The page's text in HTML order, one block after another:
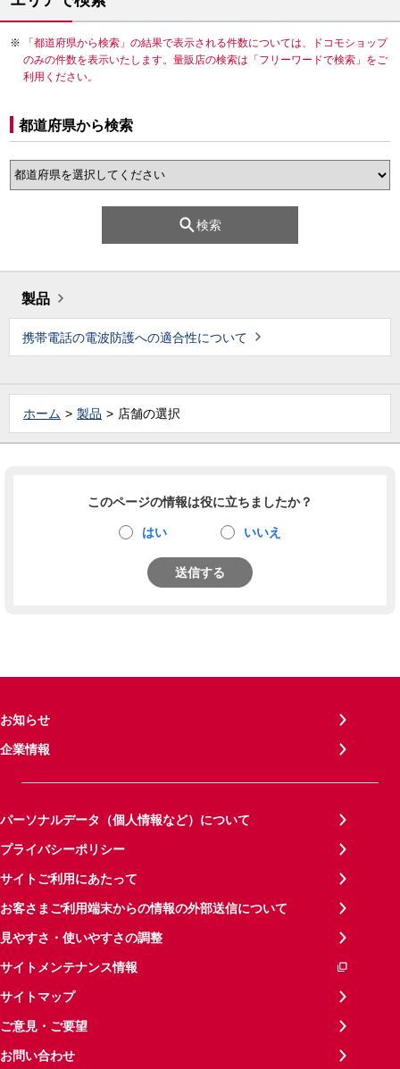
「都道府県から検索」の結果で表示される件数については、ドコモショップ
のみの件数を表示いたします。量販店の検索は「フリーワードで検索」をご
利用ください。
都道府県から検索
検索
製品
携帯電話の電波防護への適合性について
ホーム 製品 店舗の選択
このページの情報は役に立ちましたか？
はい いいえ
送信する
お知らせ
企業情報
パーソナルデータ（個人情報など）について
プライバシーポリシー
サイトご利用にあたって
お客さまご利用端末からの情報の外部送信について
見やすさ・使いやすさの調整
サイトメンテナンス情報
サイトマップ
ご意見・ご要望
お問い合わせ